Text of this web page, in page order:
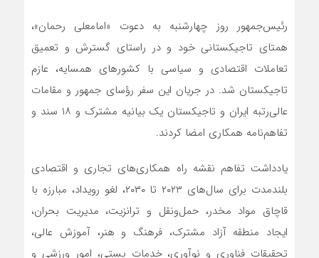
رئیس‌جمهور روز چهارشنبه به دعوت «امامعلی رحمان»،
همتای تاجیکستانی خود و در راستای گسترش و تعمیق
تعاملات اقتصادی و سیاسی با کشورهای همسایه، عازم
تاجیکستان شد. در جریان این سفر رؤسای جمهور و مقامات
عالی‌رتبه ایران و تاجیکستان یک بیانیه مشترک و ۱۸ سند و
تفاهم‌نامه همکاری امضا کردند.
یادداشت تفاهم نقشه راه همکاری‌های تجاری و اقتصادی
بلندمدت برای سال‌های ۲۰۲۳ تا ۲۰۳۰، لغو رویداد، مبارزه با
قاچاق مواد مخدر، حمل‌ونقل و ترانزیت، مدیریت بحران،
ایجاد منطقه آزاد مشترک، فرهنگ و هنر، آموزش عالی،
تحقیقات فناوری و نوآوری، خدمات پستی، امور ورزشی و